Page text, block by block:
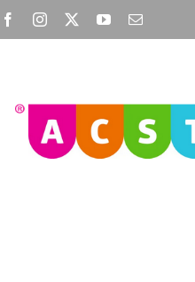
FacebookInstagram YouTubeEmail